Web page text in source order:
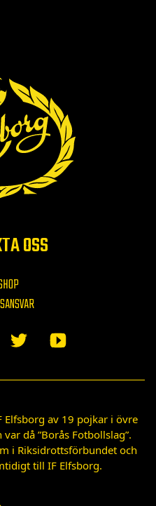
OSS
av 19 pojkar i övre
då ”Borås Fotbollslag”.
i Riksidrottsförbundet och
till IF Elfsborg.